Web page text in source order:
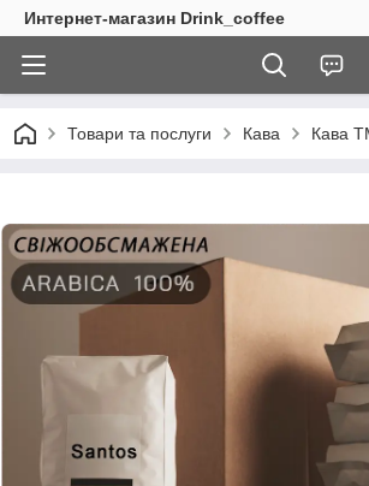
Интернет-магазин Drink_coffee
Товари та послуги Кава Кава